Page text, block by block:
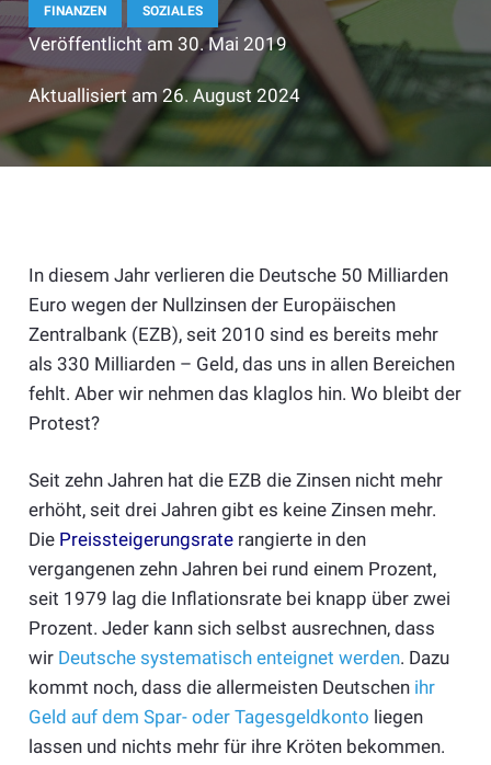
FINANZEN SOZIALES
Veröffentlicht am 30. Mai 2019
Aktuallisiert am 26. August 2024
In diesem Jahr verlieren die Deutsche 50 Milliarden
Euro wegen der Nullzinsen der Europäischen
Zentralbank (EZB), seit 2010 sind es bereits mehr
als 330 Milliarden – Geld, das uns in allen Bereichen
fehlt. Aber wir nehmen das klaglos hin. Wo bleibt der
Protest?
Seit zehn Jahren hat die EZB die Zinsen nicht mehr
erhöht, seit drei Jahren gibt es keine Zinsen mehr.
Die Preissteigerungsraterangierte in den
vergangenen zehn Jahren bei rund einem Prozent,
seit 1979 lag die Inflationsrate bei knapp über zwei
Prozent. Jeder kann sich selbst ausrechnen, dass
wir Deutsche systematisch enteignet werden. Dazu
kommt noch, dass die allermeisten Deutschen ihr
Geld auf dem Spar- oder Tagesgeldkonto liegen
lassen und nichts mehr für ihre Kröten bekommen.